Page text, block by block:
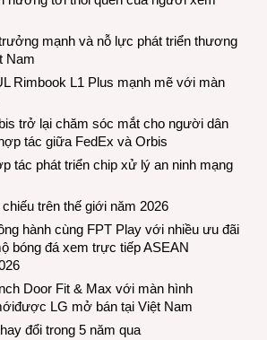
mạnh và nỗ lực phát triển thương
Nam
Rimbook L1 Plus mạnh mẽ với màn
trở lại chăm sóc mắt cho người dân
tác giữa FedEx và Orbis
tác phát triển chip xử lý an ninh mạng
trên thế giới năm 2026
hành cùng FPT Play với nhiều ưu đãi
bóng đá xem trực tiếp ASEAN
Door Fit & Max với màn hình
LG mở bán tại Việt Nam
đổi trong 5 năm qua